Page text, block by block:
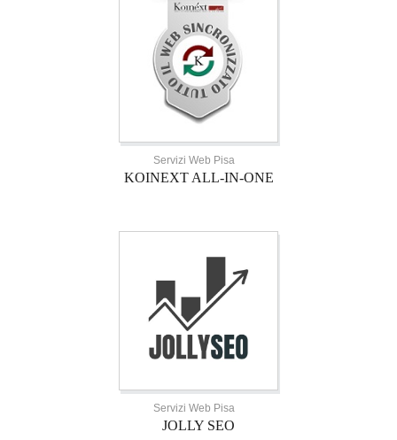
Servizi Web Pisa
KOINEXT ALL-IN-ONE
Servizi Web Pisa
JOLLY SEO